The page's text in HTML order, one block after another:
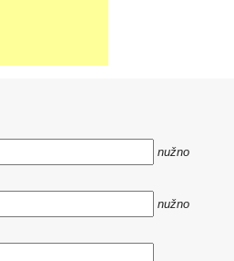
nužno
nužno